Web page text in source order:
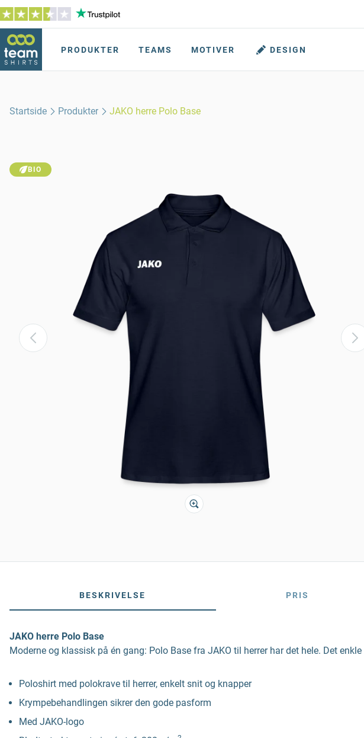
PRODUKTER TEAMS MOTIVER DESIGN
Startside Produkter JAKO herre Polo Base
BIO
BESKRIVELSE PRIS
JAKO herre Polo Base
Moderne og klassisk på én gang: Polo Base fra JAKO til herrer har det hele. Det
Poloshirt med polokrave til herrer, enkelt snit og knapper
Krympebehandlingen sikrer den gode pasform
Med JAKO-logo